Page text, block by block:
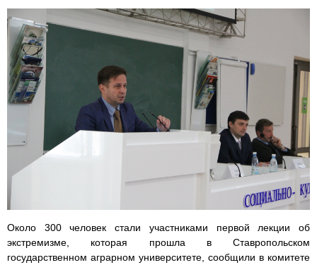
Около 300 человек стали участниками первой лекции об
экстремизме, которая прошла в Ставропольском
государственном аграрном университете, сообщили в комитете